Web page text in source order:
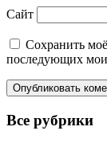
Сайт
Сохранить
последующих
Все рубрики